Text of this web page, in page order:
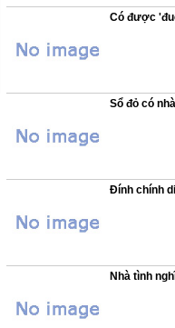
Có được
Sổ đỏ có
Đính chính
Nhà tình